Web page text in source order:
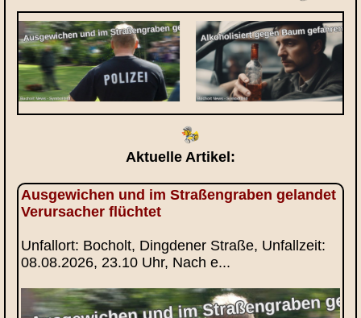
Aktuelle Artikel:
Ausgewichen und im Straßengraben gelandet
Verursacher flüchtet
Unfallort: Bocholt, Dingdener Straße, Unfallzeit:
08.08.2026, 23.10 Uhr, Nach e...